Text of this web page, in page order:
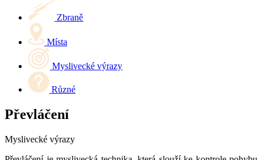
Zbraně
Místa
Myslivecké výrazy
Různé
Převláčení
Myslivecké výrazy